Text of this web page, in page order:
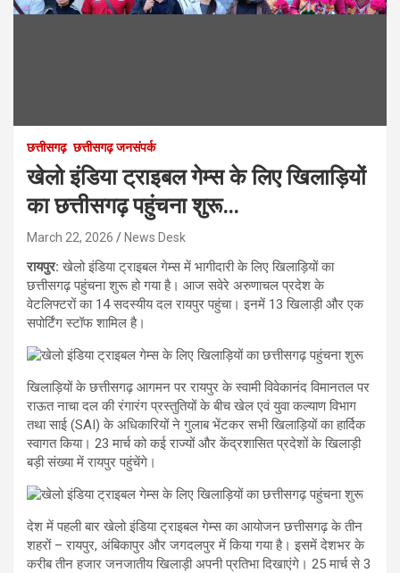
छत्तीसगढ़ छत्तीसगढ़ जनसंपर्क
खेलो इंडिया ट्राइबल गेम्स के लिए खिलाड़ियों
का छत्तीसगढ़ पहुंचना शुरू…
March 22, 2026 News Desk
रायपुर:खेलो इंडिया ट्राइबल गेम्स में भागीदारी के लिए खिलाड़ियों का
छत्तीसगढ़ पहुंचना शुरू हो गया है। आज सवेरे अरुणाचल प्रदेश के
वेटलिफ्टरों का 14 सदस्यीय दल रायपुर पहुंचा। इनमें 13 खिलाड़ी और एक
सपोर्टिंग स्टॉफ शामिल है।
खिलाड़ियों के छत्तीसगढ़ आगमन पर रायपुर के स्वामी विवेकानंद विमानतल पर
राऊत नाचा दल की रंगारंग प्रस्तुतियों के बीच खेल एवं युवा कल्याण विभाग
तथा साई (SAI) के अधिकारियों ने गुलाब भेंटकर सभी खिलाड़ियों का हार्दिक
स्वागत किया। 23 मार्च को कई राज्यों और केंद्रशासित प्रदेशों के खिलाड़ी
बड़ी संख्या में रायपुर पहुंचेंगे।
देश में पहली बार खेलो इंडिया ट्राइबल गेम्स का आयोजन छत्तीसगढ़ के तीन
शहरों – रायपुर, अंबिकापुर और जगदलपुर में किया गया है। इसमें देशभर के
करीब तीन हजार जनजातीय खिलाड़ी अपनी प्रतिभा दिखाएंगे। 25 मार्च से 3